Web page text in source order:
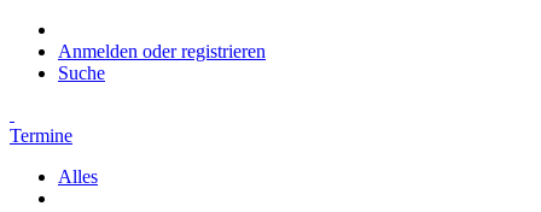
Anmelden oder registrieren
Suche
Termine
Alles